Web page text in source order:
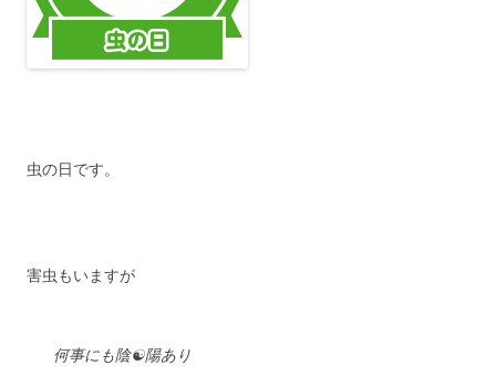
虫の日です。
害虫もいますが
何事にも陰☯陽あり